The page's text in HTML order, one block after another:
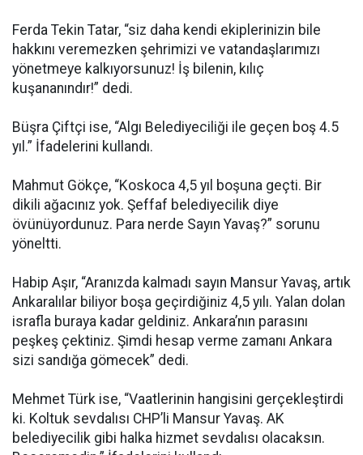
Ferda Tekin Tatar, “siz daha kendi ekiplerinizin bile
hakkını veremezken şehrimizi ve vatandaşlarımızı
yönetmeye kalkıyorsunuz! İş bilenin, kılıç
kuşananındır!” dedi.
Büşra Çiftçi ise, “Algı Belediyeciliği ile geçen boş 4.5
yıl.” İfadelerini kullandı.
Mahmut Gökçe, “Koskoca 4,5 yıl boşuna geçti. Bir
dikili ağacınız yok. Şeffaf belediyecilik diye
övünüyordunuz. Para nerde Sayın Yavaş?” sorunu
yöneltti.
Habip Aşır, “Aranızda kalmadı sayın Mansur Yavaş, artık
Ankaralılar biliyor boşa geçirdiğiniz 4,5 yılı. Yalan dolan
israfla buraya kadar geldiniz. Ankara’nın parasını
peşkeş çektiniz. Şimdi hesap verme zamanı Ankara
sizi sandığa gömecek” dedi.
Mehmet Türk ise, “Vaatlerinin hangisini gerçekleştirdi
ki. Koltuk sevdalısı CHP’li Mansur Yavaş. AK
belediyecilik gibi halka hizmet sevdalısı olacaksın.